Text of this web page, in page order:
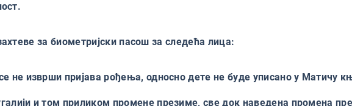
за биометријски пасош за следећа лица:
не изврши пријава рођења, односно дете не буде уписано у Матичу
и том приликом промене презиме, све док наведена промена